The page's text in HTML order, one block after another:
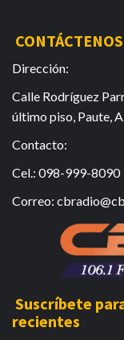
Dirección:
Calle Rodríguez
último piso, Paute,
Contacto:
Cel.: 098-999-8090
Correo:
Suscríbete
recientes